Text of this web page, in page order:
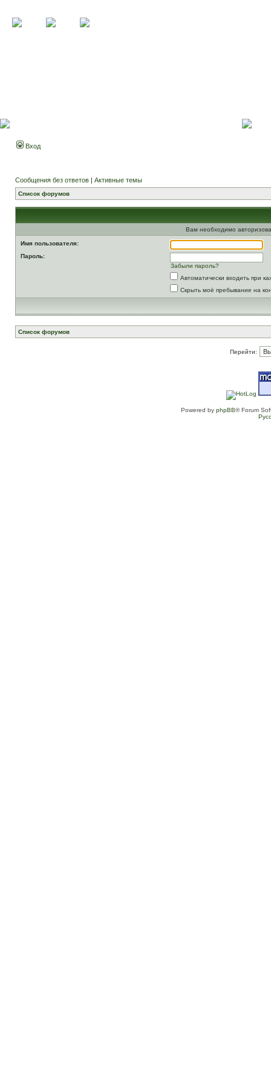
Вход
Сообщения без ответов | Активные темы
Список форумов
Вам необходимо
Имя пользователя:
Пароль:
Забыли пароль?
Автоматически входить при
Скрыть моё пребывание на
Список форумов
Перейти:
Powered by phpBB® Forum